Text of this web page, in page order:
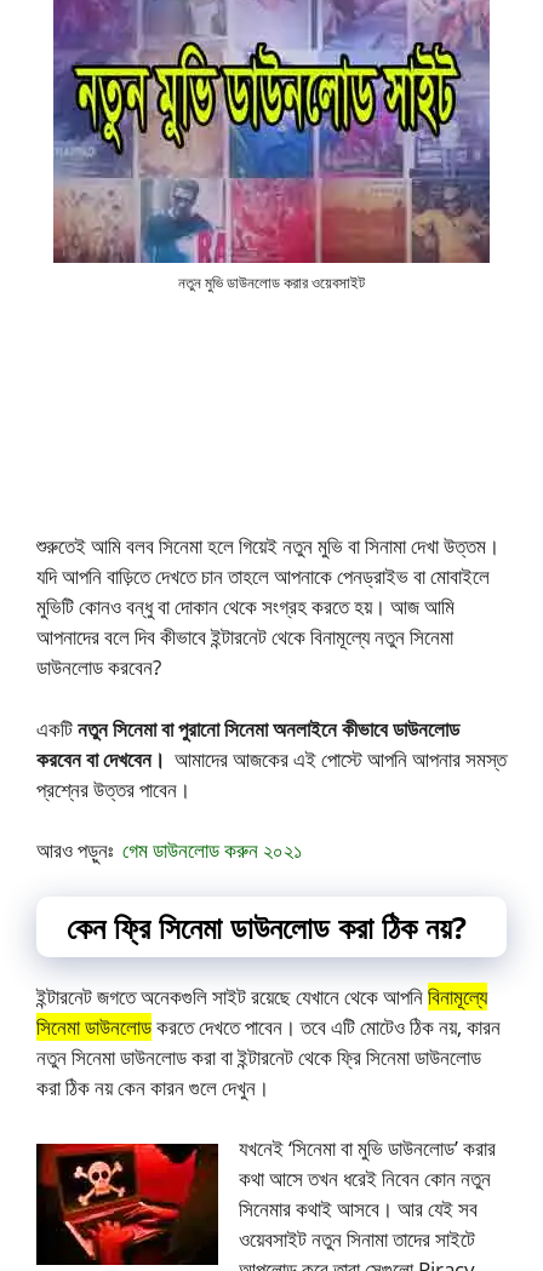
নতুন মুভি ডাউনলোড করার ওয়েবসাইট
শুরুতেই আমি বলব সিনেমা হলে গিয়েই নতুন মুভি বা সিনামা দেখা উত্তম।
যদি আপনি বাড়িতে দেখতে চান তাহলে আপনাকে পেনড্রাইভ বা মোবাইলে
মুভিটি কোনও বন্ধু বা দোকান থেকে সংগ্রহ করতে হয়। আজ আমি
আপনাদের বলে দিব কীভাবে ইন্টারনেট থেকে বিনামূল্যে নতুন সিনেমা
ডাউনলোড করবেন?
একটিনতুন সিনেমা বা পুরানো সিনেমা অনলাইনে কীভাবে ডাউনলোড
করবেন বা দেখবেন। আমাদের আজকের এই পোস্টে আপনি আপনার সমস্ত
প্রশ্নের উত্তর পাবেন।
আরও পড়ুনঃ গেম ডাউনলোডকরুন ২০২১
কেন ফ্রি সিনেমা ডাউনলোড করা ঠিক নয়?
ইন্টারনেট জগতে অনেকগুলি সাইট রয়েছে যেখানে থেকে আপনিবিনামূল্যে
সিনেমা ডাউনলোডকরতে দেখতে পাবেন। তবে এটি মোটেও ঠিক নয়, কারন
নতুন সিনেমা ডাউনলোড করা বা ইন্টারনেট থেকে ফ্রি সিনেমা ডাউনলোড
করা ঠিক নয় কেন কারন গুলে দেখুন।
যখনেই ‘সিনেমা বা মুভি ডাউনলোড’ করার
কথা আসে তখন ধরেই নিবেন কোন নতুন
সিনেমার কথাই আসবে। আর যেই সব
ওয়েবসাইট নতুন সিনামা তাদের সাইটে